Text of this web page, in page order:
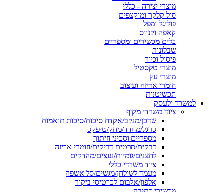
מוצרי יצירה - כללי
סול קלקר ומוקצפים
פוליגל ומפל
קאפה וקנווס
כלים מכשירים ומספריים
שבלונות
פיסול וכיור
מוצרי טקסטיל
מוצרי עץ
חומרי אריזה ועיצוב
תכשיטנות
למשרד ולעסק
ציוד משרדי מקיף
שדכן/מנקב/אקדח סיכות/סיכות תואמות
סרגל/מחדד/מחק/טיפקס
מספריים וסכיני חיתוך
דבקים/סרטים דביקים/חומרי אריזה
לחצנים/גומיות/נעצים/מהדקים
ציוד משרדי כללי
מעמד לשולחן/מגשים/סל אשפה
אלפון/אלבום לכרטיסי ביקור